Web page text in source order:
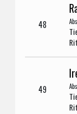
48
49